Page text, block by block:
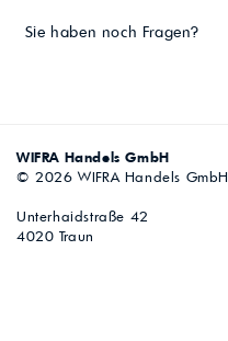
Sie haben noch Fragen?
WIFRA Handels GmbH
© 2026 WIFRA Handels GmbH
Unterhaidstraße 42
4020 Traun